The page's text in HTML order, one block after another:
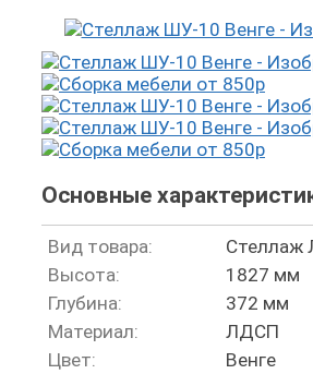
Основные
Вид товара:
Стеллаж
Высота:
1827 мм
Глубина:
372 мм
Материал:
ЛДСП
Цвет:
Венге